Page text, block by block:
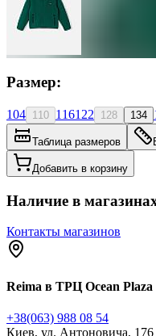
Размер:
104 110 116122 128 134
Таблица размеров
Добавить в корзину
Наличие в
Контакты магазинов
Reima в ТРЦ Ocean Plaza
+38(063) 988 08 54
Киев, ул. Антоновича, 176